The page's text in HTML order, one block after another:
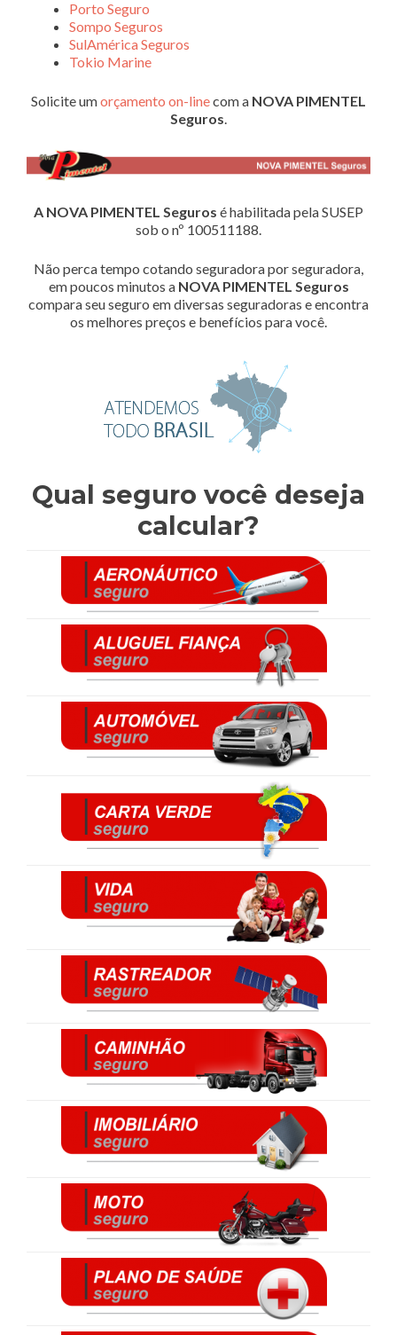
Porto Seguro
Sompo Seguros
SulAmérica Seguros
Tokio Marine
Solicite umorçamento on-linecom a NOVA PIMENTEL
Seguros.
A NOVA PIMENTEL Seguros é habilitada pela SUSEP
sob o nº 100511188.
Não perca tempo cotando seguradora por seguradora,
em poucos minutos a NOVA PIMENTEL Seguros
compara seu seguro em diversas seguradoras e encontra
os melhores preços e benefícios para você.
Qual seguro você deseja
calcular?